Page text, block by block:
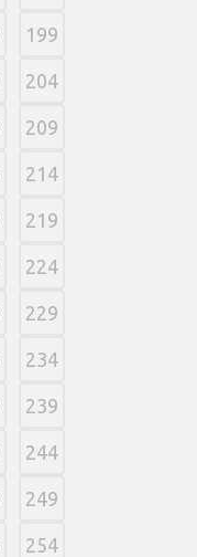
199
204
209
214
219
224
229
234
239
244
249
254